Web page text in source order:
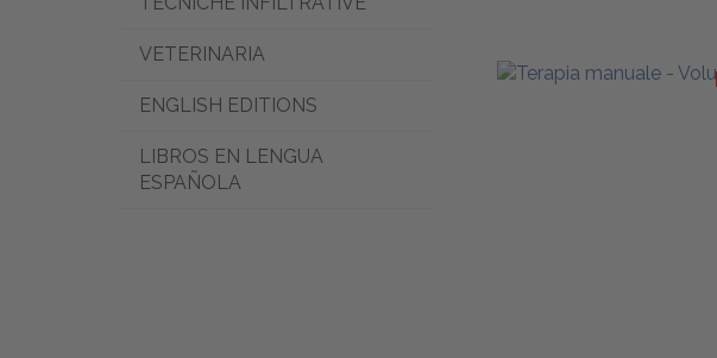
VETERINARIA
ENGLISH EDITIONS
LIBROS EN LENGUA
ESPAÑOLA